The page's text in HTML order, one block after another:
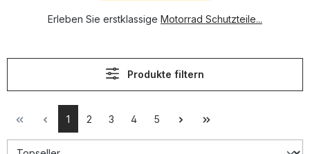
Erleben Sie erstklassige Motorrad Schutzteile...
Produkte filtern
1 2 3 4 5